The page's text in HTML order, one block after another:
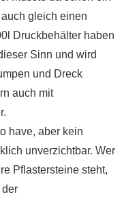
gleich einen
Druckbehälter haben
Sinn und wird
und Dreck
auch mit
have, aber kein
unverzichtbar. Wer
Pflastersteine steht,
der